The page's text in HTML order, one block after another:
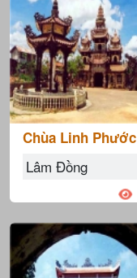
Chùa Linh Phước
Lâm Đồng